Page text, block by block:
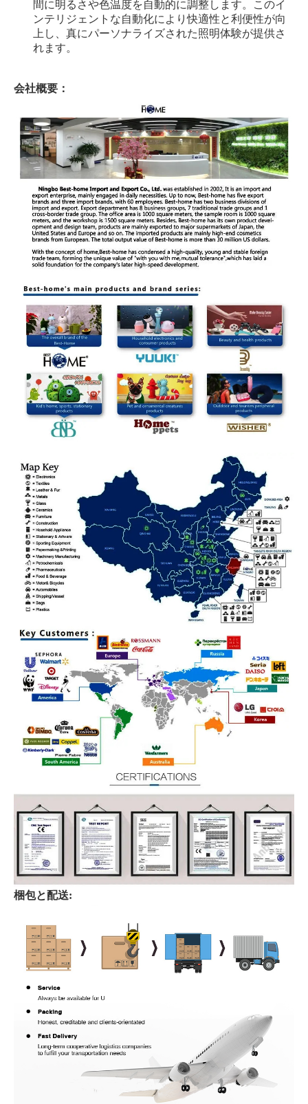
間に明るさや色温度を自動的に調整します。このイ
ンテリジェントな自動化により快適性と利便性が向
上し、真にパーソナライズされた照明体験が提供さ
れます。
会社概要：
梱包と配送: